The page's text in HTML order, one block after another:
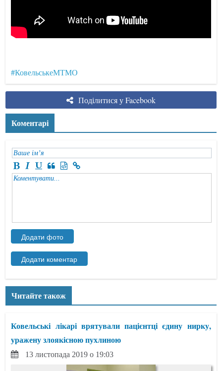
#КовельськеМТМО
Поділитися у Facebook
Коментарі
Читайте також
Ковельські лікарі врятували пацієнтці єдину нирку,
уражену злоякісною пухлиною
13 листопада 2019 о 19:03